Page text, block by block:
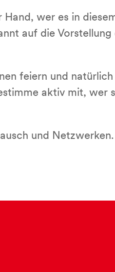
Hand, wer es in
auf die
feiern und
aktiv mit, wer
und